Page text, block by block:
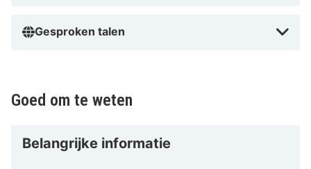
Gesproken talen
Goed om te weten
Belangrijke informatie